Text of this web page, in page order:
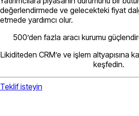
değerlendirmede ve gelecekteki fiyat
etmede yardımcı olur.
500’den fazla aracı kurumu
Likiditeden CRM’e ve işlem altyapısına
keşfedin.
Teklif isteyin